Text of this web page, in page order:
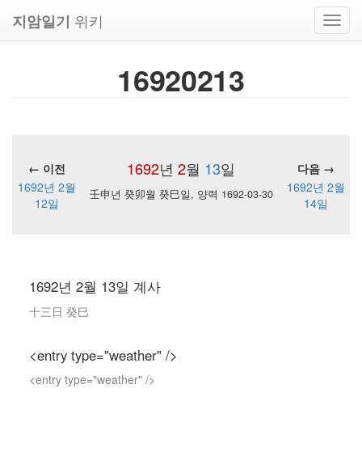
지암일기 위키
16920213
1692년 2월 13일
← 이전
다음 →
1692년 2월
12일
壬申년 癸卯월 癸巳일, 양력 1692-03-30
1692년 2월
14일
1692년 2월 13일 계사
十三日 癸巳
<entry type="weather" />
<entry type="weather" />